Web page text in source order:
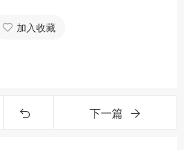
加入收藏
下一篇